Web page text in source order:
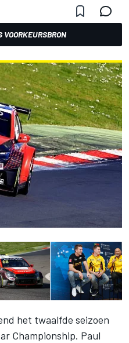
VOORKEURSBRON
het twaalfde seizoen
Championship. Paul